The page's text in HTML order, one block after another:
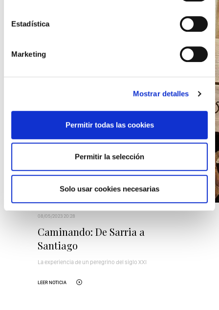
Estadística
Marketing
Mostrar detalles
Permitir todas las cookies
Permitir la selección
Solo usar cookies necesarias
08/05/2023 20:28
Caminando: De Sarria a
Santiago
La experiencia de un peregrino del siglo XXI
LEER NOTICIA